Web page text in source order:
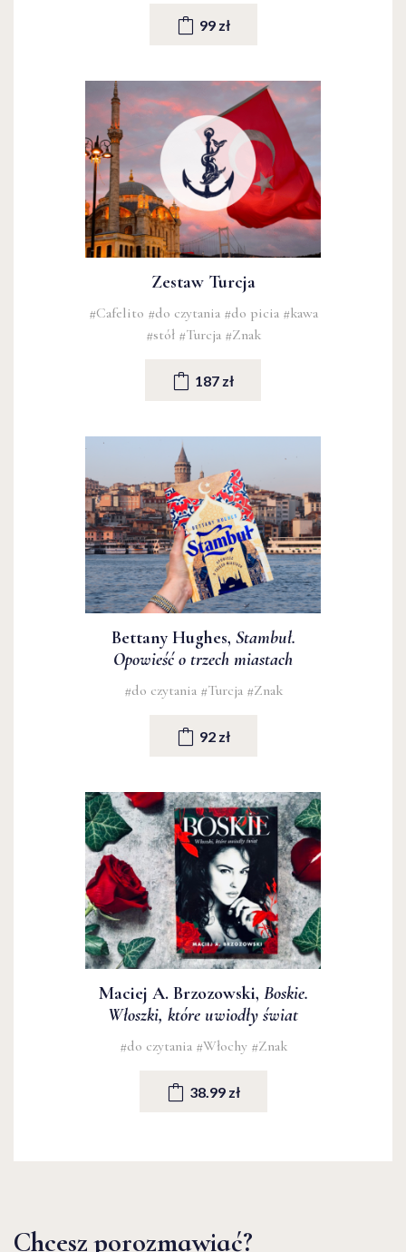
99 zł
Zestaw Turcja
#Cafelito #do czytania #do picia #kawa
#stół #Turcja #Znak
187 zł
Bettany Hughes, Stambuł.
Opowieść o trzech miastach
#do czytania #Turcja #Znak
92 zł
Maciej A. Brzozowski, Boskie.
Włoszki, które uwiodły świat
#do czytania #Włochy #Znak
38.99 zł
Chcesz porozmawiać?